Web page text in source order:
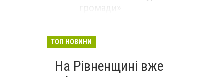
ТОП НОВИНИ
На Рівненщині вже